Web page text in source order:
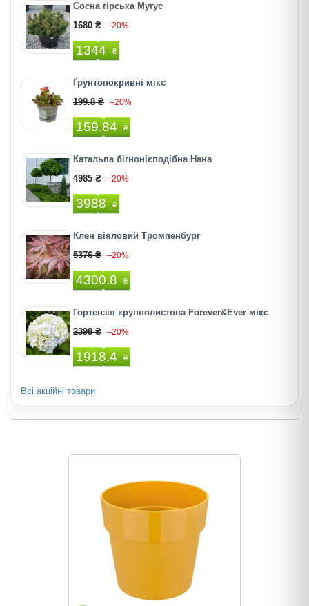
Сосна гірська Мугус
1680 ₴ –20%
1344 ₴
Ґрунтопокривні мікс
199.8 ₴ –20%
159.84 ₴
Катальпа бігнонієподібна Нана
4985 ₴ –20%
3988 ₴
Клен віяловий Тромпенбург
5376 ₴ –20%
4300.8 ₴
Гортензія крупнолистова Forever&Ever мікс
2398 ₴ –20%
1918.4 ₴
Всі акційні товари